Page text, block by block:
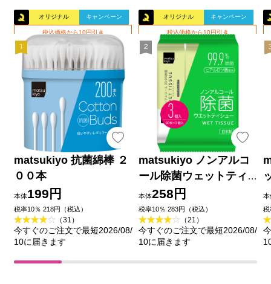
オリジナル キャンペーン
税込価格から10円引き
matsukiyo 抗菌綿棒 ２
００本
本体199円
税率10％ 218円（税込）
（31）
今すぐのご注文で最短2026/08/
10に届きます
オリジナル キャンペーン
税込価格から10円引き
matsukiyo ノンアルコ
ール除菌ウェットティ
ッシュ ６０枚３Ｐ
本体258円
税率10％ 283円（税込）
（21）
今すぐのご注文で最短2026/08/
10に届きます
本
税